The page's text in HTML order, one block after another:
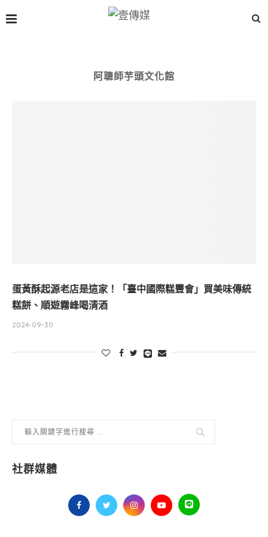
阿聰師芋頭文化館
蛋黃酥起源老店是這家！「臺中國際糕豐會」買美味傳統
糕餅、順遊霧峰喝清酒
2024-09-30
社群媒體